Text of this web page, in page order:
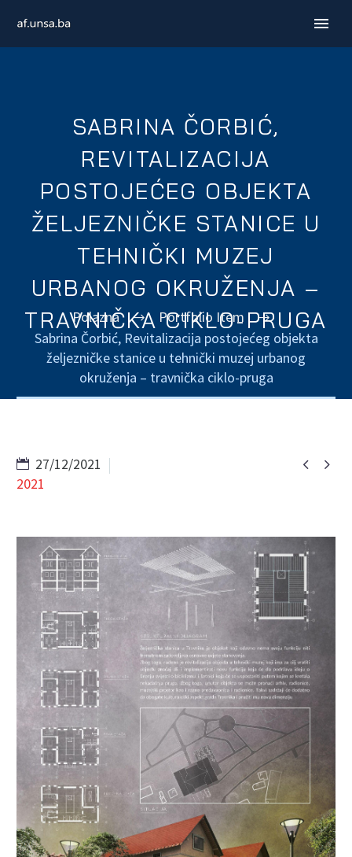
ENGLISH
SABRINA ČORBIĆ,
REVITALIZACIJA
POSTOJEĆEG OBJEKTA
ŽELJEZNIČKE STANICE U
TEHNIČKI MUZEJ
URBANOG OKRUŽENJA –
TRAVNIČKA CIKLO-PRUGA
Polazna
Portfolio Item
Sabrina Čorbić, Revitalizacija postojećeg objekta
željezničke stanice u tehnički muzej urbanog
okruženja – travnička ciklo-pruga
 
27/12/2021
2021